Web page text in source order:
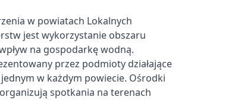
w powiatach Lokalnych
jest wykorzystanie obszaru
na gospodarkę wodną.
przez podmioty działające
w każdym powiecie. Ośrodki
spotkania na terenach